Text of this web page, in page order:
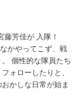
藤芳佳が 入隊！
かやってこず、戦
個性的な隊員たち
ォローしたりと、
かしな日常が始ま